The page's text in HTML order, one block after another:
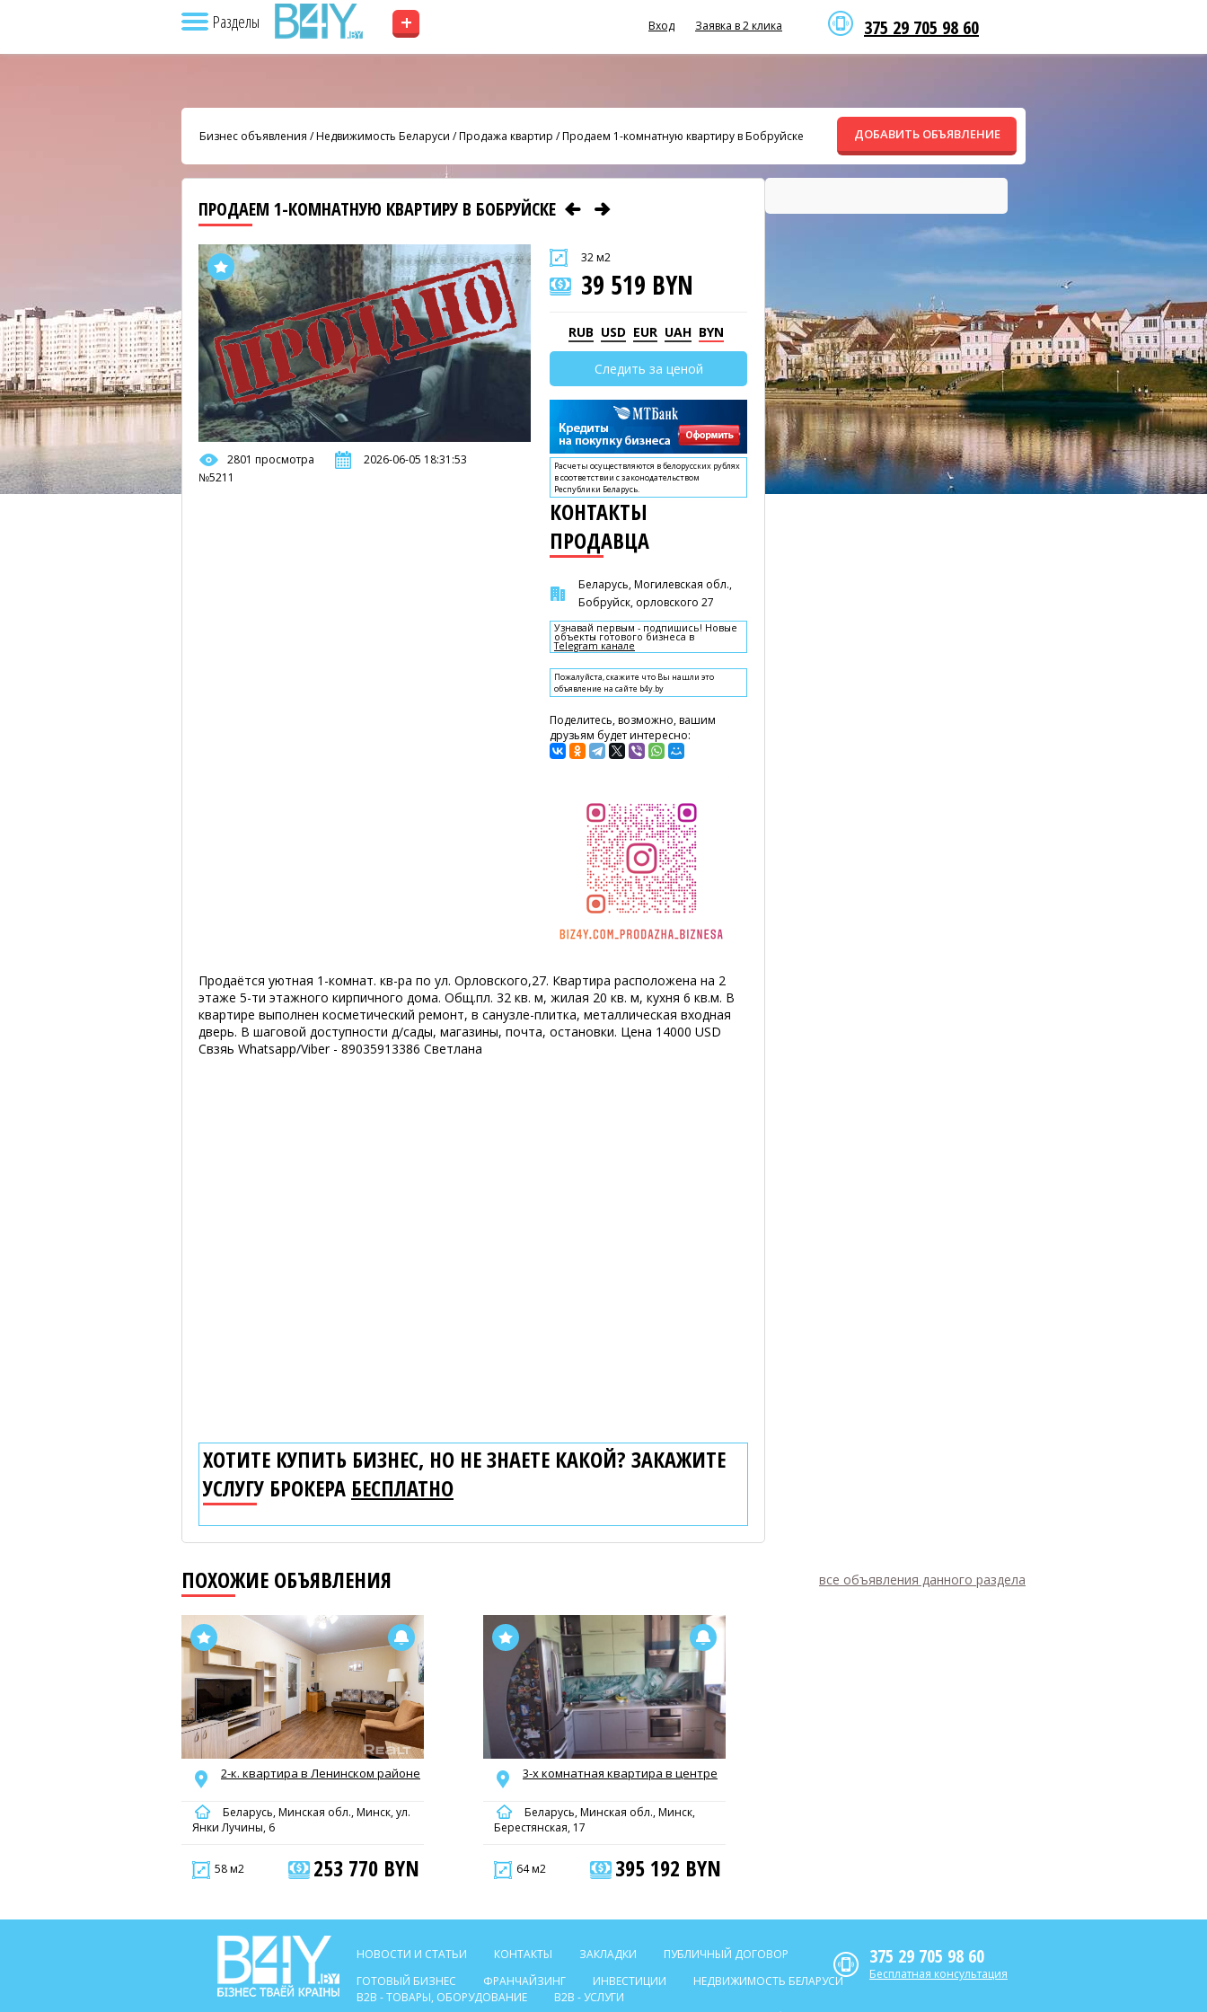
Разделы + 375 29 705 98 60
Вход Заявка в 2 клика
Бизнес объявления /Недвижимость Беларуси /Продажа квартир /Продаем 1-комнатную квартиру в Бобруйске ДОБАВИТЬ ОБЪЯВЛЕНИЕ
ПРОДАЕМ 1-КОМНАТНУЮ КВАРТИРУ В БОБРУЙСКЕ
2801 просмотра
2026-06-05 18:31:53
№5211
32 м2
39 519 BYN
RUB USD EUR UAH BYN
Следить за ценой
Расчеты осуществляются в белорусских рублях
в соответствии с законодательством
Республики Беларусь.
КОНТАКТЫ
ПРОДАВЦА
Беларусь, Могилевская обл.,
Бобруйск, орловского 27
Узнавай первым - подпишись! Новые
объекты готового бизнеса в
Telegram канале
Пожалуйста, скажите что Вы нашли это
объявление на сайте b4y.by
Поделитесь, возможно, вашим
друзьям будет интересно:
Продаётся уютная 1-комнат. кв-ра по ул. Орловского,27. Квартира расположена на 2
этаже 5-ти этажного кирпичного дома. Общ.пл. 32 кв. м, жилая 20 кв. м, кухня 6 кв.м. В
квартире выполнен косметический ремонт, в санузле-плитка, металлическая входная
дверь. В шаговой доступности д/сады, магазины, почта, остановки. Цена 14000 USD
Свзяь Whatsapp/Viber - 89035913386 Светлана
ХОТИТЕ КУПИТЬ БИЗНЕС, НО НЕ ЗНАЕТЕ КАКОЙ? ЗАКАЖИТЕ
УСЛУГУ БРОКЕРА БЕСПЛАТНО
ПОХОЖИЕ ОБЪЯВЛЕНИЯ все объявления данного раздела
2-к. квартира в Ленинском районе
Беларусь, Минская обл., Минск, ул.
Янки Лучины, 6
58 м2 253 770 BYN
3-х комнатная квартира в центре
Беларусь, Минская обл., Минск,
Берестянская, 17
64 м2 395 192 BYN
НОВОСТИ И СТАТЬИ КОНТАКТЫ ЗАКЛАДКИ
ПУБЛИЧНЫЙ ДОГОВОР
ГОТОВЫЙ БИЗНЕС
ФРАНЧАЙЗИНГ ИНВЕСТИЦИИ
НЕДВИЖИМОСТЬ БЕЛАРУСИ
B2B - ТОВАРЫ, ОБОРУДОВАНИЕ
B2B - УСЛУГИ
375 29 705 98 60
Бесплатная консультация